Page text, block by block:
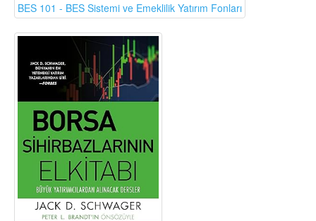
BES 101 - BES Sistemi ve Emeklilik Yatırım Fonları